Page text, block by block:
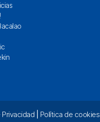
Política de cookies